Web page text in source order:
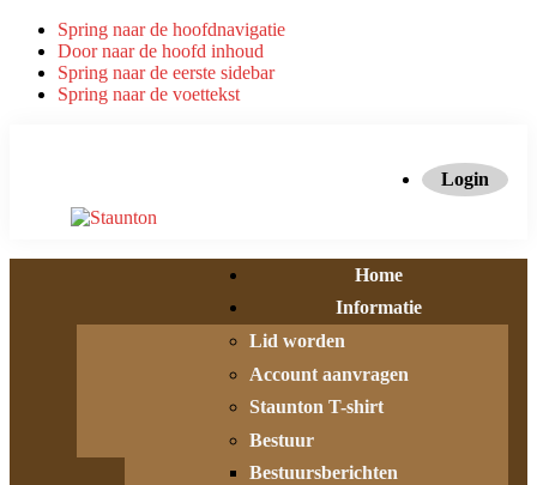
Spring naar de hoofdnavigatie
Door naar de hoofd inhoud
Spring naar de eerste sidebar
Spring naar de voettekst
Login
Home
Informatie
Lid worden
Account aanvragen
Staunton T-shirt
Bestuur
Bestuursberichten